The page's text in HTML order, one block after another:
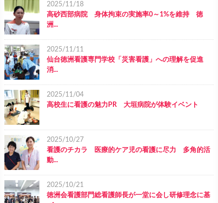
2025/11/18
高砂西部病院 身体拘束の実施率0～1%を維持 徳
洲...
2025/11/11
仙台徳洲看護専門学校「災害看護」への理解を促進
消...
2025/11/04
高校生に看護の魅力PR 大垣病院が体験イベント
2025/10/27
看護のチカラ 医療的ケア児の看護に尽力 多角的活
動...
2025/10/21
徳洲会看護部門総看護師長が一堂に会し研修理念に基